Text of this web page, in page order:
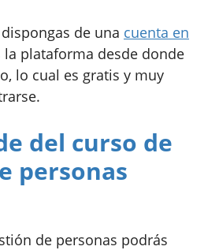
de una cuenta en
la plataforma desde donde
lo cual es gratis y muy
del curso de
personas
de personas podrás